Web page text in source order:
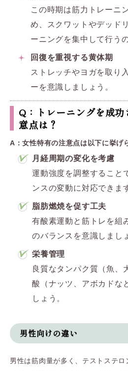
この時期は筋力トレーニ
め、スクワットやデッド
ーニングを集中して行う
回復を重視する黄体期
ストレッチやヨガを取り
ーを意識しましょう。
Q：トレーニングを成
意点は？
A：女性特有の注意点は以下に挙げ
月経周期の変化を考慮
運動強度を調整すること
ンスの変動に対応できま
脂肪燃焼を促す工夫
有酸素運動と筋トレを組
のバランスを意識しまし
栄養管理
良質なタンパク質（魚、
酸（ナッツ、アボカドな
しょう。
男性向けの違い
男性は筋肉量が多く、テストステ